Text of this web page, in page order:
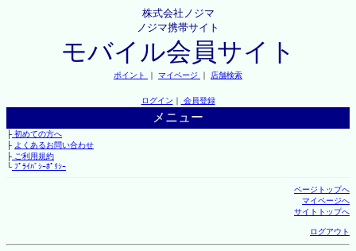
株式会社ノジマ
ノジマ携帯サイト
モバイル会員サイト
ポイント ｜ マイページ ｜ 店舗検索
ログイン ｜ 会員登録
メニュー
├初めての方へ
├ よくあるお問い合わせ
├ご利用規約
└ﾌﾟﾗｲﾊﾞｼｰﾎﾟﾘｼｰ
ページトップへ
マイページへ
サイトトップへ
ログアウト